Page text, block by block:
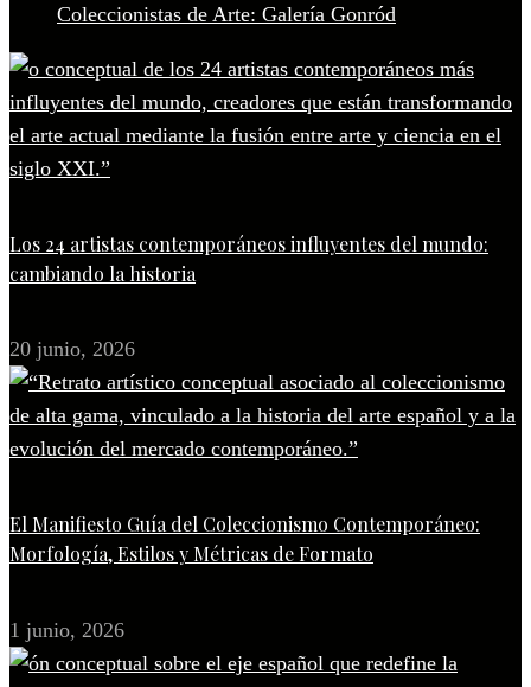
Coleccionistas de Arte: Galería Gonród
Los 24 artistas contemporáneos influyentes del mundo:
cambiando la historia
20 junio, 2026
El Manifiesto Guía del Coleccionismo Contemporáneo:
Morfología, Estilos y Métricas de Formato
1 junio, 2026